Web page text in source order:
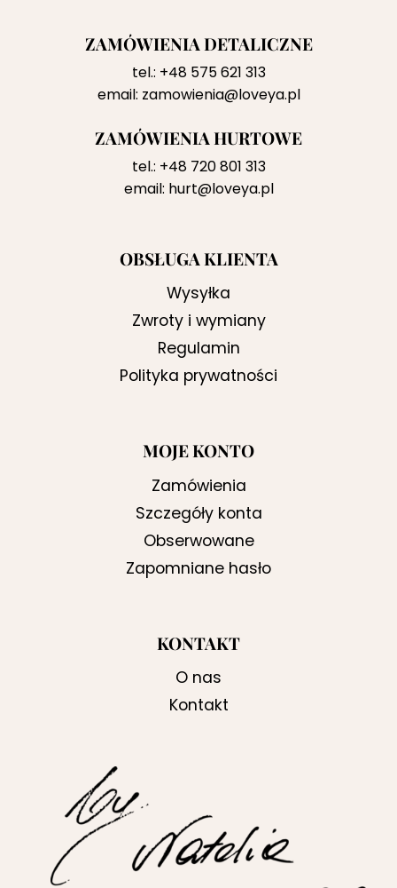
ZAMÓWIENIA DETALICZNE
tel.: +48 575 621 313
email: zamowienia@loveya.pl
ZAMÓWIENIA HURTOWE
tel.: +48 720 801 313
email: hurt@loveya.pl
OBSŁUGA KLIENTA
Wysyłka
Zwroty i wymiany
Regulamin
Polityka prywatności
MOJE KONTO
Zamówienia
Szczegóły konta
Obserwowane
Zapomniane hasło
KONTAKT
O nas
Kontakt